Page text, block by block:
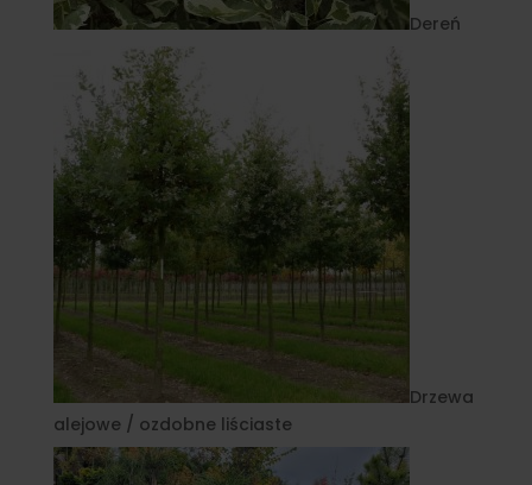
Dereń
Drzewa
alejowe / ozdobne liściaste